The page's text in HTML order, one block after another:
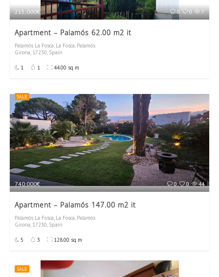
215,000€ 7
0
0
Apartment – Palamós 62.00 m2 it
Palamós La Fosca, La Fosca, Palamós
Girona, 17230, Spain
1 1 44.00 sq m
740,000€ 44
0
0
SALE
Apartment – Palamós 147.00 m2 it
Palamós La Fosca, La Fosca, Palamós
Girona, 17230, Spain
5 3 128.00 sq m
SALE